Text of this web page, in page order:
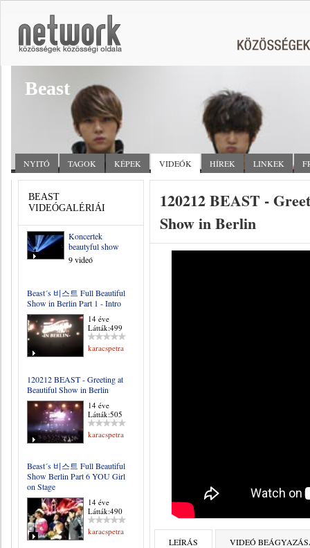
Beast
NYITÓ TAGOK KÉPEK VIDEÓK HÍREK LINKEK
BEAST
VIDEÓGALÉRIÁI
Koncertek
beautyful show
9 videó
Beast´s 비스트 Full Beautiful
Show in Berlin Part 1 - Intro
14 éve
Látták:499
karacspetra
120212 BEAST - Greeting at
Beautiful Show in Berlin
14 éve
Látták:505
karacspetra
Beast´s 비스트 Full Beautiful
Show Berlin Part 6 YOU Girl
on Stage
14 éve
Látták:490
karacspetra
120212 BEAST -
Show in Berlin
LEÍRÁS VIDEÓ